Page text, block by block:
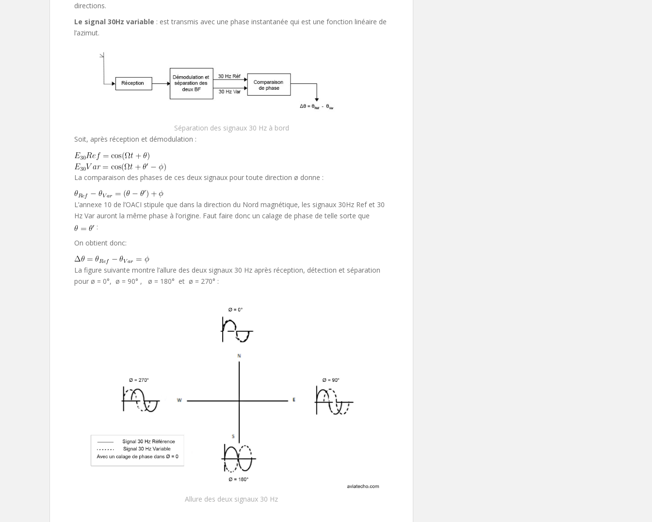
directions.
Le signal 30Hz variable : est transmis avec une phase instantanée qui est une fonction linéaire de
l’azimut.
Séparation des signaux 30 Hz à bord
Soit, après réception et démodulation :
La comparaison des phases de ces deux signaux pour toute direction ø donne :
L’annexe 10 de l’OACI stipule que dans la direction du Nord magnétique, les signaux 30Hz Ref et 30
Hz Var auront la même phase à l’origine. Faut faire donc un calage de phase de telle sorte que
:
On obtient donc:
La figure suivante montre l’allure des deux signaux 30 Hz après réception, détection et séparation
pour ø = 0°, ø = 90° , ø = 180° et ø = 270° :
Allure des deux signaux 30 Hz